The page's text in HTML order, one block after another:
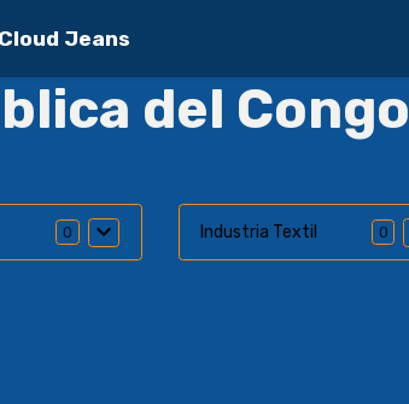
Jeans
del Congo
0 Industria Textil 0